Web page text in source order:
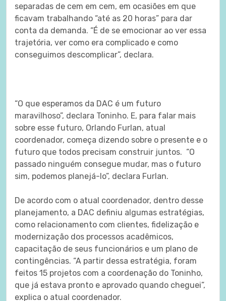
separadas de cem em cem, em ocasiões em que
ficavam trabalhando “até as 20 horas” para dar
conta da demanda. “É de se emocionar ao ver essa
trajetória, ver como era complicado e como
conseguimos descomplicar”, declara.
“O que esperamos da DAC é um futuro
maravilhoso”, declara Toninho. E, para falar mais
sobre esse futuro, Orlando Furlan, atual
coordenador, começa dizendo sobre o presente e o
futuro que todos precisam construir juntos. “O
passado ninguém consegue mudar, mas o futuro
sim, podemos planejá-lo”, declara Furlan.
De acordo com o atual coordenador, dentro desse
planejamento, a DAC definiu algumas estratégias,
como relacionamento com clientes, fidelização e
modernização dos processos acadêmicos,
capacitação de seus funcionários e um plano de
contingências. “A partir dessa estratégia, foram
feitos 15 projetos com a coordenação do Toninho,
que já estava pronto e aprovado quando cheguei”,
explica o atual coordenador.